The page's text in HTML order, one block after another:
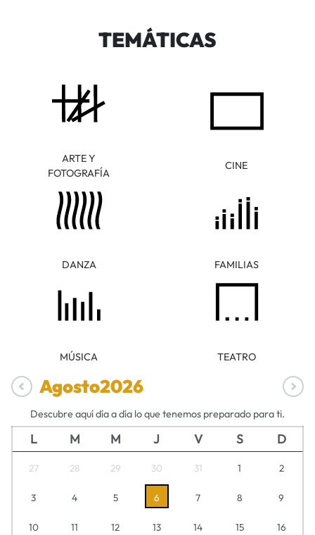
TEMÁTICAS
ARTE Y
FOTOGRAFÍA
CINE
DANZA FAMILIAS
MÚSICA TEATRO
Agosto2026
Descubre aquí día a día lo que tenemos preparado para ti.
L M M J V S D
27 28 29 30 31 1 2
3 4 5 6 7 8 9
10 11 12 13 14 15 16